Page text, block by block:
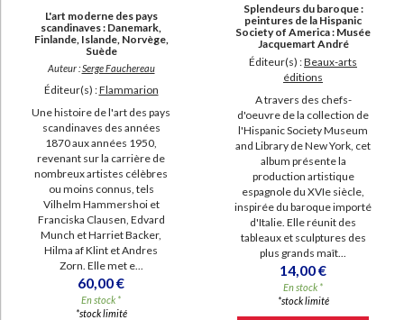
L'art moderne des pays
scandinaves : Danemark,
Finlande, Islande, Norvège,
Suède
Auteur :Serge Fauchereau
Éditeur(s) :Flammarion
Une histoire de l'art des pays
scandinaves des années
1870 aux années 1950,
revenant sur la carrière de
nombreux artistes célèbres
ou moins connus, tels
Vilhelm Hammershoi et
Franciska Clausen, Edvard
Munch et Harriet Backer,
Hilma af Klint et Andres
Zorn. Elle met e...
60,00 €
En stock *
*stock limité
Splendeurs du baroque :
peintures de la Hispanic
Society of America : Musée
Jacquemart André
Éditeur(s) :Beaux-arts
éditions
A travers des chefs-
d'oeuvre de la collection de
l'Hispanic Society Museum
and Library de New York, cet
album présente la
production artistique
espagnole du XVIe siècle,
inspirée du baroque importé
d'Italie. Elle réunit des
tableaux et sculptures des
plus grands maît...
14,00 €
En stock *
*stock limité